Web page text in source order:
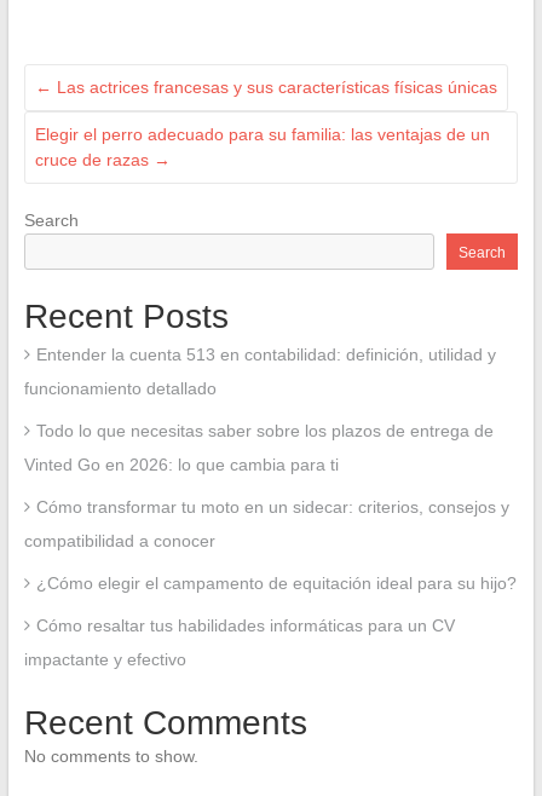
← Las actrices francesas y sus características físicas únicas
Elegir el perro adecuado para su familia: las ventajas de un
cruce de razas →
Search
Search
Recent Posts
Entender la cuenta 513 en contabilidad: definición, utilidad y
funcionamiento detallado
Todo lo que necesitas saber sobre los plazos de entrega de
Vinted Go en 2026: lo que cambia para ti
Cómo transformar tu moto en un sidecar: criterios, consejos y
compatibilidad a conocer
¿Cómo elegir el campamento de equitación ideal para su hijo?
Cómo resaltar tus habilidades informáticas para un CV
impactante y efectivo
Recent Comments
No comments to show.